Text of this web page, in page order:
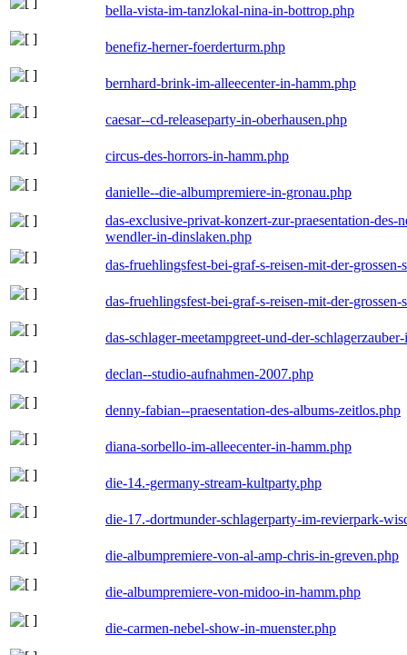
bella-vista-im-tanzlokal-nina-in-bottrop.php
benefiz-herner-foerderturm.php
bernhard-brink-im-alleecenter-in-hamm.php
caesar--cd-releaseparty-in-oberhausen.php
circus-des-horrors-in-hamm.php
danielle--die-albumpremiere-in-gronau.php
das-exclusive-privat-konzert-zur-praesentation-
wendler-in-dinslaken.php
das-fruehlingsfest-bei-graf-s-reisen-mit-der-
das-fruehlingsfest-bei-graf-s-reisen-mit-der-
das-schlager-meetampgreet-und-der-
declan--studio-aufnahmen-2007.php
denny-fabian--praesentation-des-albums-zeitlos.php
diana-sorbello-im-alleecenter-in-hamm.php
die-14.-germany-stream-kultparty.php
die-17.-dortmunder-schlagerparty-im-revierpark-
die-albumpremiere-von-al-amp-chris-in-greven.php
die-albumpremiere-von-midoo-in-hamm.php
die-carmen-nebel-show-in-muenster.php